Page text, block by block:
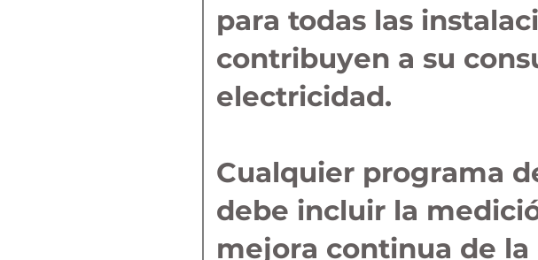
para todas las
contribuyen a su
electricidad.
Cualquier programa
debe incluir la
mejora continua de